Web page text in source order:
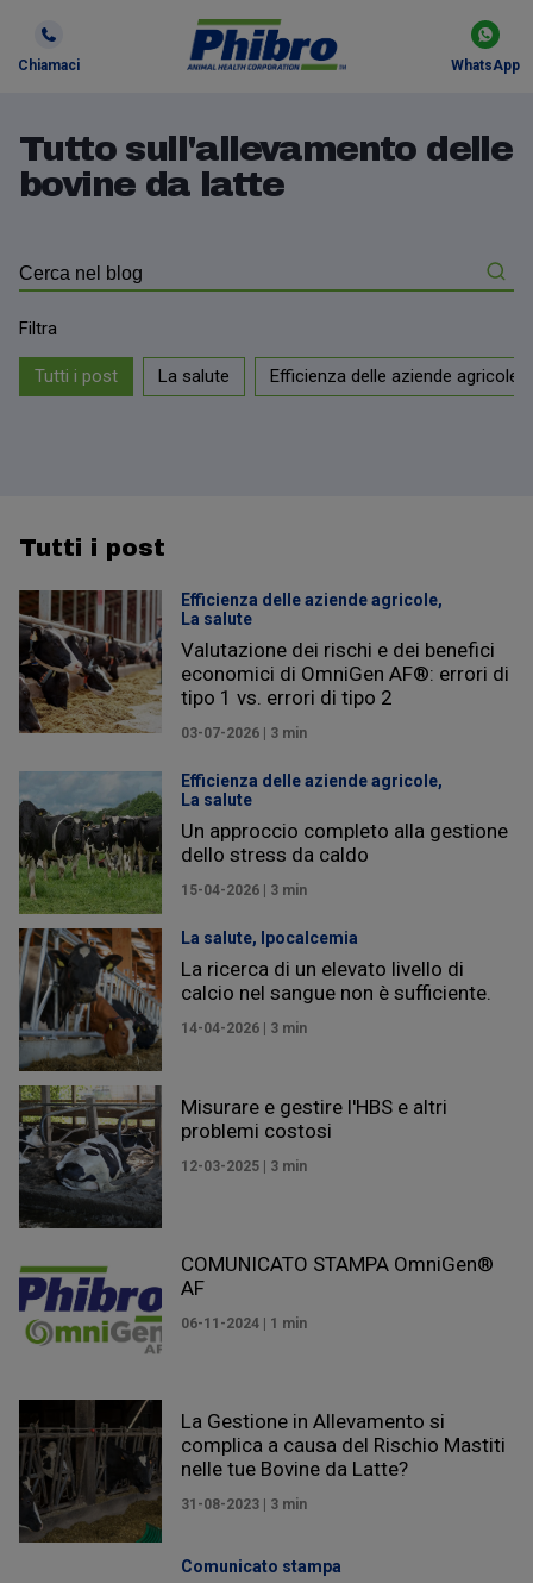
Chiamaci WhatsApp
Tutto sull'allevamento delle
bovine da latte
Filtra
Tutti i post La salute Efficienza delle aziende agricole
Tutti i post
Efficienza delle aziende agricole,
La salute
Valutazione dei rischi e dei benefici
economici di OmniGen AF®: errori di
tipo 1 vs. errori di tipo 2
03-07-2026 | 3 min
Efficienza delle aziende agricole,
La salute
Un approccio completo alla gestione
dello stress da caldo
15-04-2026 | 3 min
La salute, Ipocalcemia
La ricerca di un elevato livello di
calcio nel sangue non è sufficiente.
14-04-2026 | 3 min
Misurare e gestire l'HBS e altri
problemi costosi
12-03-2025 | 3 min
COMUNICATO STAMPA OmniGen®
AF
06-11-2024 | 1 min
La Gestione in Allevamento si
complica a causa del Rischio Mastiti
nelle tue Bovine da Latte?
31-08-2023 | 3 min
Comunicato stampa